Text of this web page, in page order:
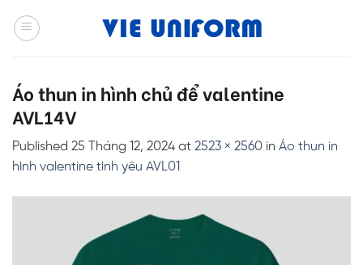
Áo thun in hình chủ để valentine
AVL14V
Published 25 Tháng 12, 2024 at 2523 × 2560 in Áo thun in
hình valentine tình yêu AVL01